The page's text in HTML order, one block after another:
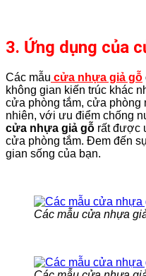
3. Ứng dụng của
Các mẫu cửa nhựa giả gỗ
không gian kiến trúc khác
cửa phòng tắm, cửa
nhiên, với ưu điểm chống
cửa nhựa giả gỗ rất được
cửa phòng tắm. Đem đến
gian sống của bạn.
Các mẫu cửa nhựa